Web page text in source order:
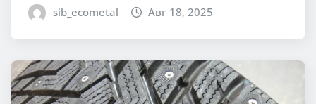
sib_ecometal Авг 18, 2025